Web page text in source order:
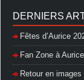
DERNIERS
Fêtes d’Aurice
Fan Zone à
Retour en